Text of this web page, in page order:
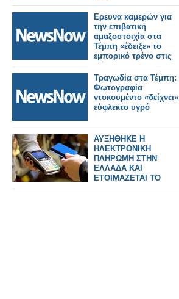
Eρευνα καμερών για
την επιβατική
αμαξοστοιχία στα
Τέμπη «έδειξε» το
εμπορικό τρένο στις
σήραγγες πριν την
τραγωδία
Τραγωδία στα Τέμπη:
Φωτογραφία
ντοκουμέντο «δείχνει»
εύφλεκτο υγρό
ΑΥΞΗΘΗΚΕ Η
ΗΛΕΚΤΡΟΝΙΚΗ
ΠΛΗΡΩΜΗ ΣΤΗΝ
ΕΛΛΑΔΑ ΚΑΙ
ΕΤΟΙΜΑΖΕΤΑΙ ΤΟ
ΤΕΛΟΣ ΤΩΝ